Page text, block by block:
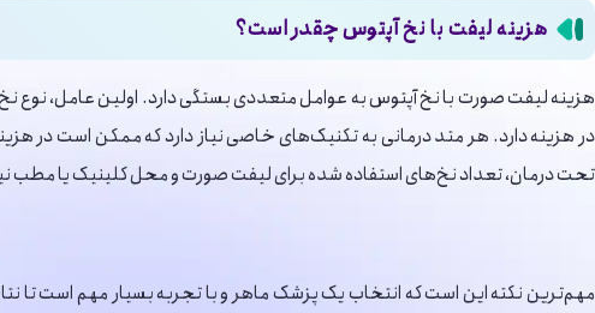
هزینه لیفت با نخ آپتوس چقدر است؟
در هزینه دارد. هر متد درمانی به تکنیک‌های خاصی نیاز دارد که ممکن است در
تحت درمان، تعداد نخ‌های استفاده شده برای لیفت صورت و محل کلینیک یا مطب نیز
مهم‌ترین نکته این است که انتخاب یک پزشک ماهر و با تجربه بسیار مهم است تا